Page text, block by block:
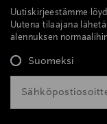
Uutiskirjeestämme
Uutena tilaajana
alennuksen
Suomeksi